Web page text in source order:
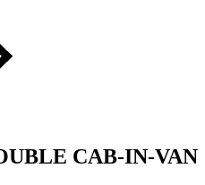
CAB-IN-VAN